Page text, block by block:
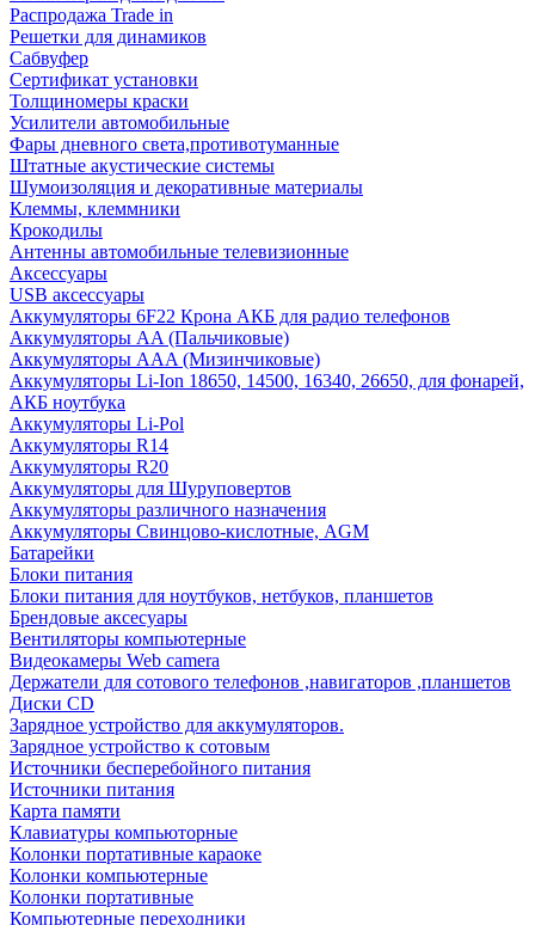
Распродажа Trade in
Решетки для динамиков
Сабвуфер
Сертификат установки
Толщиномеры краски
Усилители автомобильные
Фары дневного света,противотуманные
Штатные акустические системы
Шумоизоляция и декоративные материалы
Клеммы, клеммники
Крокодилы
Антенны автомобильные телевизионные
Аксессуары
USB аксессуары
Аккумуляторы 6F22 Крона АКБ для радио телефонов
Аккумуляторы AA (Пальчиковые)
Аккумуляторы AAA (Мизинчиковые)
Аккумуляторы Li-Ion 18650, 14500, 16340, 26650, для фонарей,
АКБ ноутбука
Аккумуляторы Li-Pol
Аккумуляторы R14
Аккумуляторы R20
Аккумуляторы для Шуруповертов
Аккумуляторы различного назначения
Аккумуляторы Свинцово-кислотные, AGM
Батарейки
Блоки питания
Блоки питания для ноутбуков, нетбуков, планшетов
Брендовые аксесуары
Вентиляторы компьютерные
Видеокамеры Web camera
Держатели для сотового телефонов ,навигаторов ,планшетов
Диски CD
Зарядное устройство для аккумуляторов.
Зарядное устройство к сотовым
Источники бесперебойного питания
Источники питания
Карта памяти
Клавиатуры компьюторные
Колонки портативные караоке
Колонки компьютерные
Колонки портативные
Компьютерные переходники